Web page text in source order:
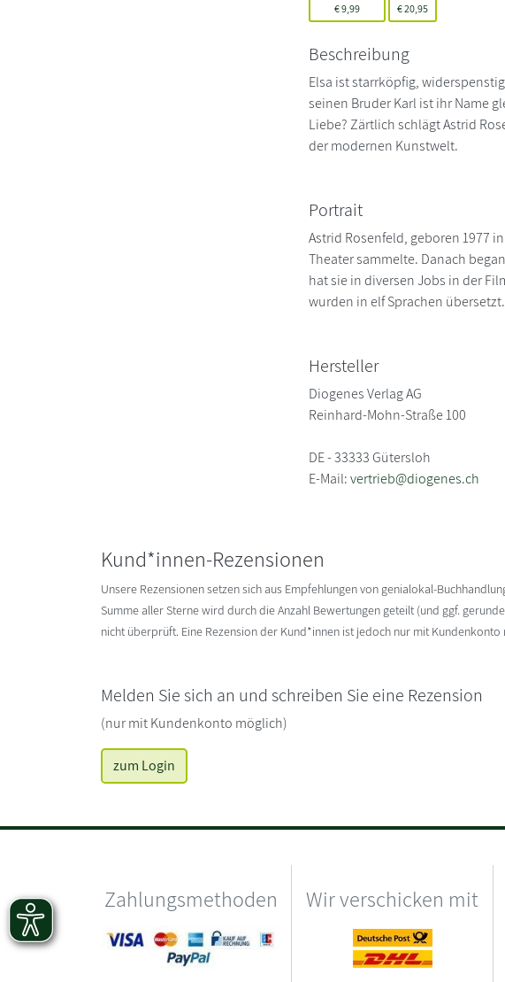
€9,99
€20,95
Beschreibung
Elsa ist starrköpfig,
seinen Bruder Karl ist ihr Name
Liebe? Zärtlich schlägt Astrid
der modernen Kunstwelt.
Portrait
Astrid Rosenfeld, geboren 1977
Theater sammelte. Danach
hat sie in diversen Jobs in der
wurden in elf Sprachen
Hersteller
Diogenes Verlag AG
Reinhard-Mohn-Straße 100
DE - 33333 Gütersloh
E-Mail:vertrieb@diogenes.ch
Kund*innen-Rezensionen
Unsere Rezensionen setzen sich aus Empfehlungen von genialokal-
Summe aller Sterne wird durch die Anzahl Bewertungen geteilt (und ggf.
nicht überprüft. Eine Rezension der Kund*innen ist jedoch nur mit Kundenkonto
Melden Sie sich an und schreiben Sie eine Rezension
(nur mit Kundenkonto möglich)
zum Login
Zahlungsmethoden Wir verschicken mit